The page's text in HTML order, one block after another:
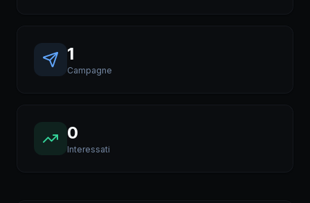
1
Campagne
0
Interessati